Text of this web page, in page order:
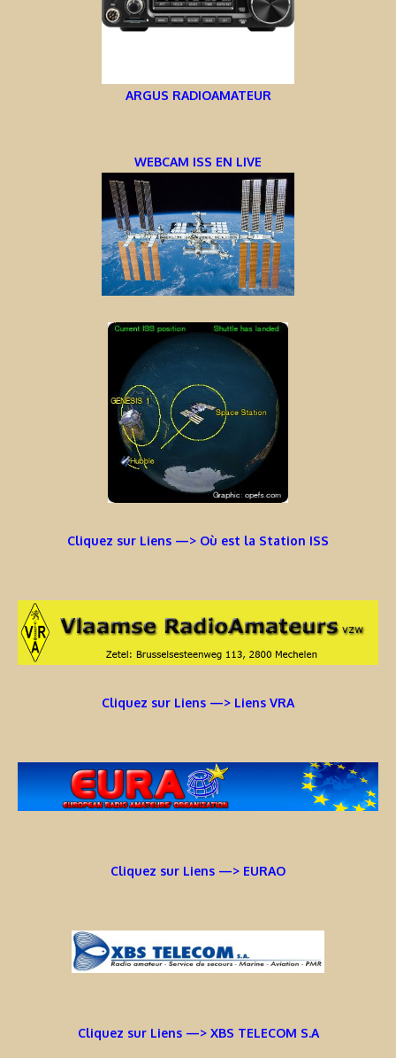
ARGUS RADIOAMATEUR
WEBCAM ISS EN LIVE
Cliquez sur Liens —> Où est la Station ISS
Cliquez sur Liens —> Liens VRA
Cliquez sur Liens —> EURAO
Cliquez sur Liens —> XBS TELECOM S.A